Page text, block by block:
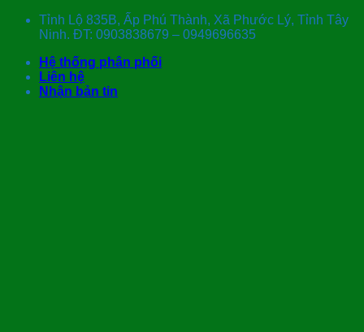
Skip
Tỉnh Lộ 835B, Ấp Phú Thành, Xã Phước Lý, Tỉnh Tây
Ninh. ĐT: 0903838679 – 0949696635
Hệ thống phân phối
Liên hệ
Nhận bản tin